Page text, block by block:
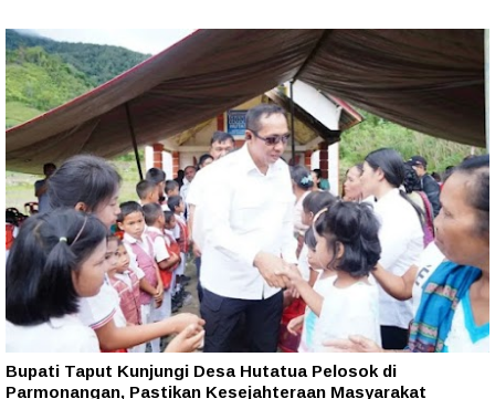
Bupati Taput Kunjungi Desa Hutatua Pelosok di
Parmonangan, Pastikan Kesejahteraan Masyarakat